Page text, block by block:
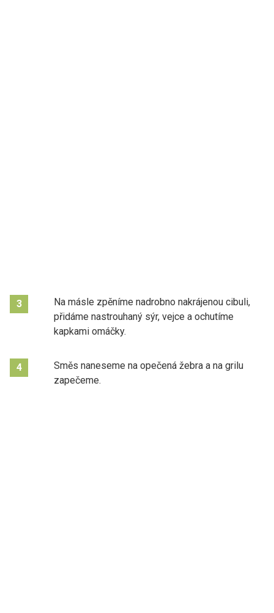
3
Na másle zpěníme nadrobno nakrájenou cibuli,
přidáme nastrouhaný sýr, vejce a ochutíme
kapkami omáčky.
4
Směs naneseme na opečená žebra a na grilu
zapečeme.